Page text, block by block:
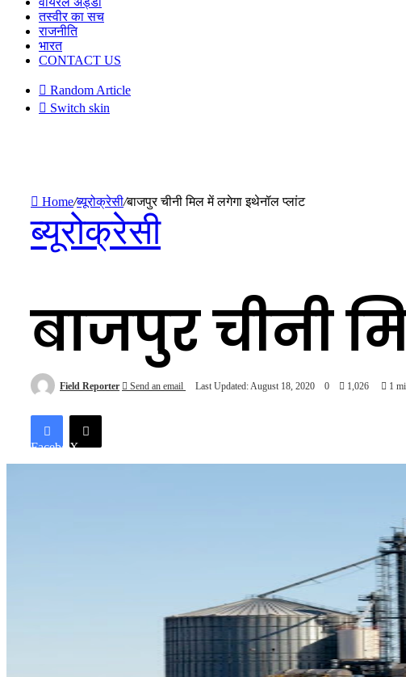
तस्वीर का सच
राजनीति
भारत
CONTACT US
Random Article
Switch skin
Home/ब्यूरोक्रेसी/बाजपुर चीनी मिल में लगेगा इथेनॉल प्लांट
ब्यूरोक्रेसी
बाजपुर चीनी
Field Reporter Send an email Last Updated: August 18, 2020 0 1,026 1
Facebook
X